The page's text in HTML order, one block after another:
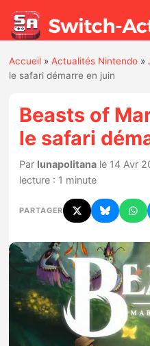
Actualités
Jeux
Hardware
Chiffres de
Rumeurs
Nintendo Direct
Accueil »Actualités Nintendo »
le safari démarre en juin
Beasts of
le safari
Par lunapolitana le 14 Avr
lecture : 1 minute
PARTAGER